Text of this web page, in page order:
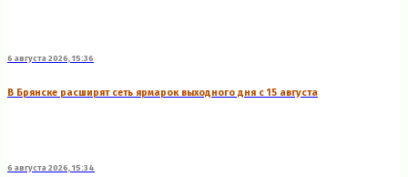
6 августа 2026, 15:36
В Брянске расширят сеть ярмарок выходного дня с 15 августа
6 августа 2026, 15:34